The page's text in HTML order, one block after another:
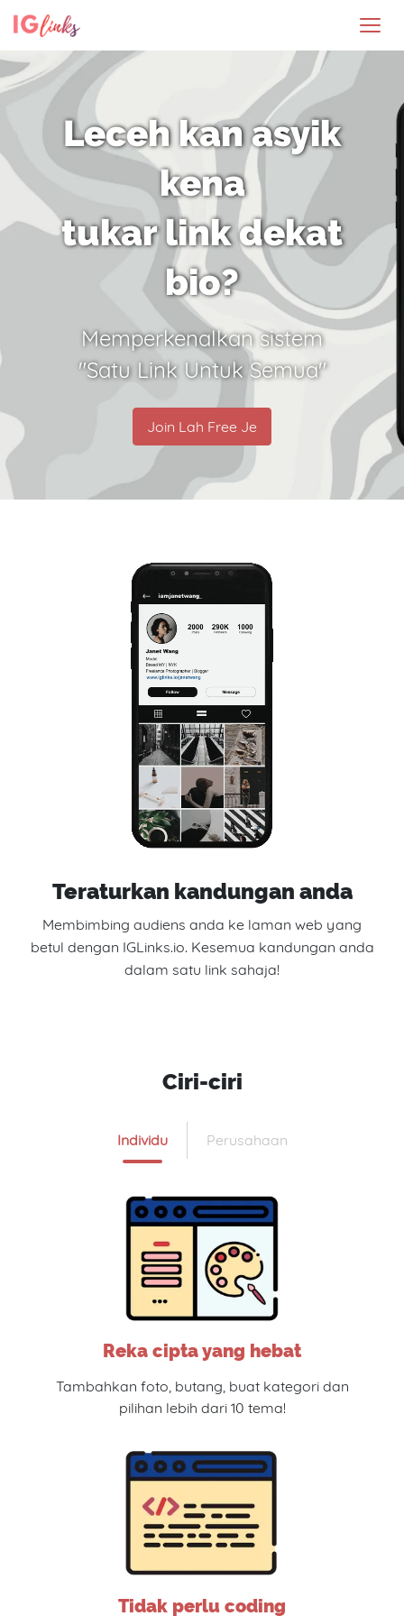
Leceh kan asyik
kena
tukar link dekat
bio?
Memperkenalkan sistem
"Satu Link Untuk Semua"
Join Lah Free Je
Teraturkan kandungan anda
Membimbing audiens anda ke laman web yang
betul dengan IGLinks.io. Kesemua kandungan anda
dalam satu link sahaja!
Ciri-ciri
Individu Perusahaan
Reka cipta yang hebat
Tambahkan foto, butang, buat kategori dan
pilihan lebih dari 10 tema!
Tidak perlu coding